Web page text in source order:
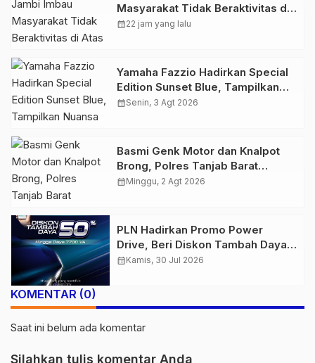
Masyarakat Tidak Beraktivitas di
Atas Jalur Pipa Migas Demi
calendar_month22 jam yang lalu
Yamaha Fazzio Hadirkan Special
Edition Sunset Blue, Tampilkan
Nuansa Retro Summer yang
calendar_monthSenin, 3 Agt 2026
Basmi Genk Motor dan Knalpot
Brong, Polres Tanjab Barat
Amankan Belasan Kendaraan
calendar_monthMinggu, 2 Agt 2026
PLN Hadirkan Promo Power
Drive, Beri Diskon Tambah Daya
50% di Ajang GIIAS 2026
calendar_monthKamis, 30 Jul 2026
KOMENTAR (0)
Saat ini belum ada komentar
Silahkan tulis komentar Anda